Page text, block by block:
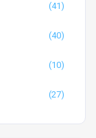
(41)
(40)
(10)
(27)